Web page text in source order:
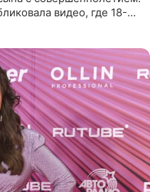
видео, где 18-